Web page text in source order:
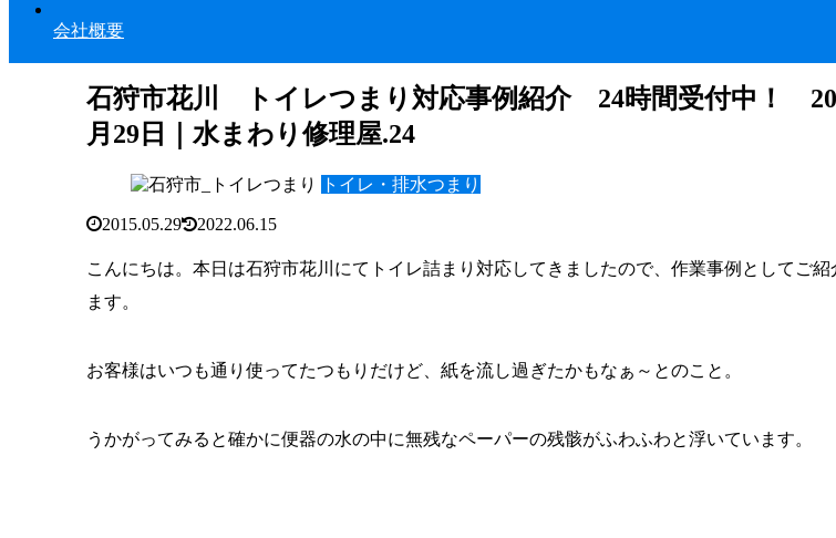
会社概要
石狩市花川 トイレつまり対応事例紹介 24時間受付中！
月29日｜水まわり修理屋.24
トイレ・排水つまり
2015.05.29 2022.06.15
こんにちは。本日は石狩市花川にてトイレ詰まり対応してきましたので、作業事例としてご紹
ます。
お客様はいつも通り使ってたつもりだけど、紙を流し過ぎたかもなぁ～とのこと。
うかがってみると確かに便器の水の中に無残なペーパーの残骸がふわふわと浮いています。